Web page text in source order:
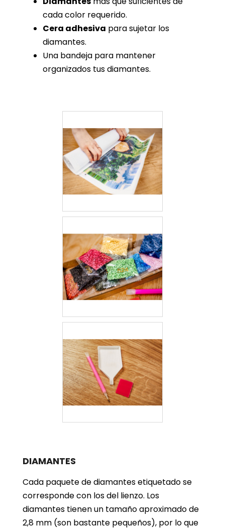
cada color requerido.
Cera adhesiva para sujetar los
diamantes.
Una bandeja para mantener
organizados tus diamantes.
DIAMANTES
Cada paquete de diamantes etiquetado se
corresponde con los del lienzo. Los
diamantes tienen un tamaño aproximado de
2,8 mm (son bastante pequeños), por lo que